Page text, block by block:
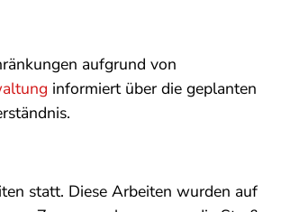
aufgrund von
informiert über die geplanten
statt. Diese Arbeiten wurden auf